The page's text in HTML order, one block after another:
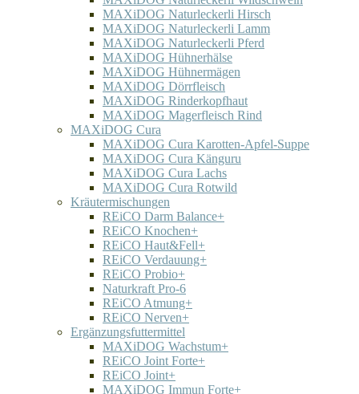
MAXiDOG Naturleckerli Hirsch
MAXiDOG Naturleckerli Lamm
MAXiDOG Naturleckerli Pferd
MAXiDOG Hühnerhälse
MAXiDOG Hühnermägen
MAXiDOG Dörrfleisch
MAXiDOG Rinderkopfhaut
MAXiDOG Magerfleisch Rind
MAXiDOG Cura
MAXiDOG Cura Karotten-Apfel-Suppe
MAXiDOG Cura Känguru
MAXiDOG Cura Lachs
MAXiDOG Cura Rotwild
Kräutermischungen
REiCO Darm Balance+
REiCO Knochen+
REiCO Haut&Fell+
REiCO Verdauung+
REiCO Probio+
Naturkraft Pro-6
REiCO Atmung+
REiCO Nerven+
Ergänzungsfuttermittel
MAXiDOG Wachstum+
REiCO Joint Forte+
REiCO Joint+
MAXiDOG Immun Forte+